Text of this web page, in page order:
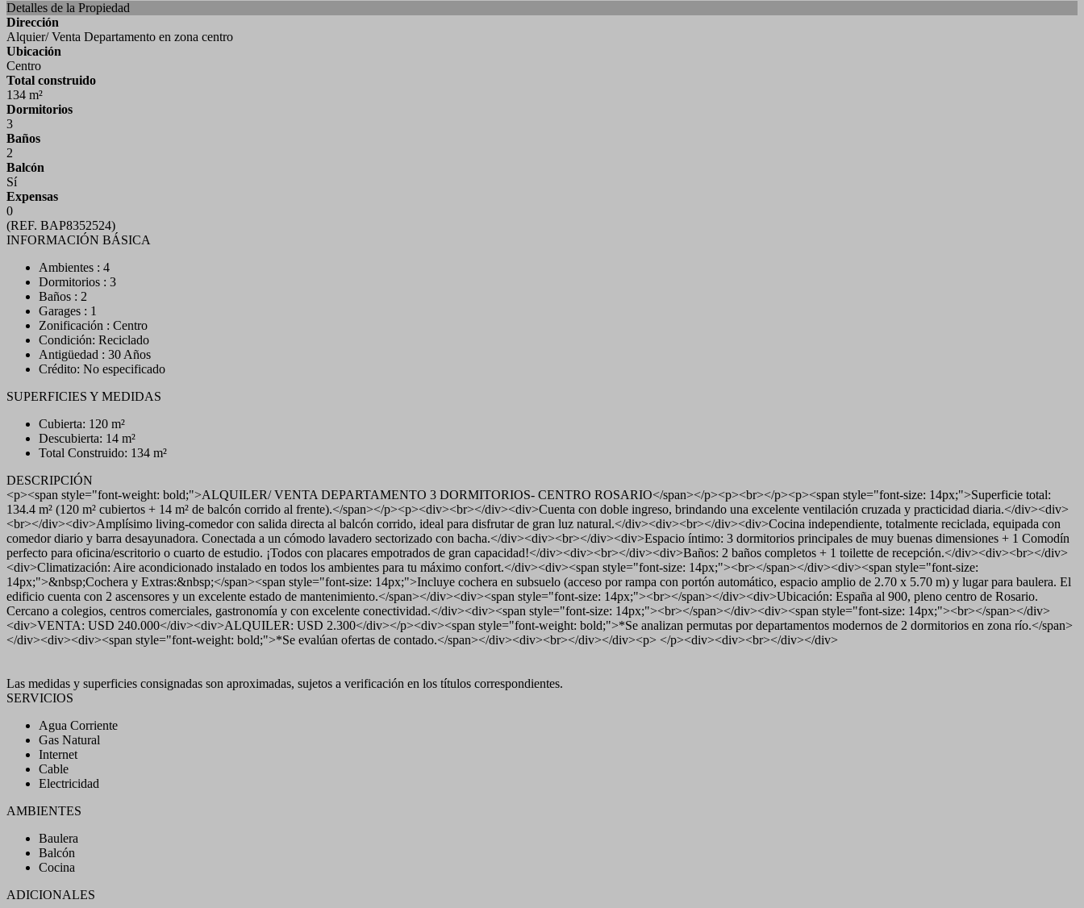
Detalles de la Propiedad
Dirección
Alquier/ Venta Departamento en zona centro
Ubicación
Centro
Total construido
134 m²
Dormitorios
3
Baños
2
Balcón
Sí
Expensas
0
(REF. BAP8352524)
INFORMACIÓN BÁSICA
Ambientes : 4
Dormitorios : 3
Baños : 2
Garages : 1
Zonificación : Centro
Condición: Reciclado
Antigüedad : 30 Años
Crédito: No especificado
SUPERFICIES Y MEDIDAS
Cubierta: 120 m²
Descubierta: 14 m²
Total Construido: 134 m²
DESCRIPCIÓN
<p><span style="font-weight: bold;">ALQUILER/ VENTA DEPARTAMENTO 3 DORMITORIOS- CENTRO ROSARIO</span></p><p><br></p><p><span style="font-size: 14px;">Superficie total:
134.4 m² (120 m² cubiertos + 14 m² de balcón corrido al frente).</span></p><p><div><br></div><div>Cuenta con doble ingreso, brindando una excelente ventilación cruzada y practicidad diaria.</div><div>
<br></div><div>Amplísimo living-comedor con salida directa al balcón corrido, ideal para disfrutar de gran luz natural.</div><div><br></div><div>Cocina independiente, totalmente reciclada, equipada con
comedor diario y barra desayunadora. Conectada a un cómodo lavadero sectorizado con bacha.</div><div><br></div><div>Espacio íntimo: 3 dormitorios principales de muy buenas dimensiones + 1 Comodín
perfecto para oficina/escritorio o cuarto de estudio. ¡Todos con placares empotrados de gran capacidad!</div><div><br></div><div>Baños: 2 baños completos + 1 toilette de recepción.</div><div><br></div>
<div>Climatización: Aire acondicionado instalado en todos los ambientes para tu máximo confort.</div><div><span style="font-size: 14px;"><br></span></div><div><span style="font-size:
14px;">&nbsp;Cochera y Extras:&nbsp;</span><span style="font-size: 14px;">Incluye cochera en subsuelo (acceso por rampa con portón automático, espacio amplio de 2.70 x 5.70 m) y lugar para baulera. El
edificio cuenta con 2 ascensores y un excelente estado de mantenimiento.</span></div><div><span style="font-size: 14px;"><br></span></div><div>Ubicación: España al 900, pleno centro de Rosario.
Cercano a colegios, centros comerciales, gastronomía y con excelente conectividad.</div><div><span style="font-size: 14px;"><br></span></div><div><span style="font-size: 14px;"><br></span></div>
<div>VENTA: USD 240.000</div><div>ALQUILER: USD 2.300</div></p><div><span style="font-weight: bold;">*Se analizan permutas por departamentos modernos de 2 dormitorios en zona río.</span>
</div><div><div><span style="font-weight: bold;">*Se evalúan ofertas de contado.</span></div><div><br></div></div><p> </p><div><div><br></div></div>
Las medidas y superficies consignadas son aproximadas, sujetos a verificación en los títulos correspondientes.
SERVICIOS
Agua Corriente
Gas Natural
Internet
Cable
Electricidad
AMBIENTES
Baulera
Balcón
Cocina
ADICIONALES